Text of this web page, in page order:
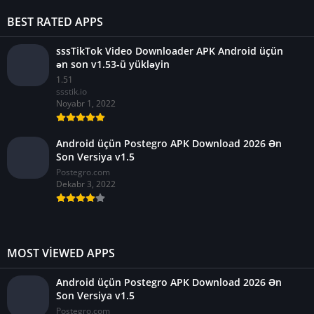
BEST RATED APPS
sssTikTok Video Downloader APK Android üçün
ən son v1.53-ü yükləyin
1.51
ssstik.io
Noyabr 1, 2022
Android üçün Postegro APK Download 2026 Ən
Son Versiya v1.5
Postegro.com
Dekabr 3, 2022
MOST VIEWED APPS
Android üçün Postegro APK Download 2026 Ən
Son Versiya v1.5
Postegro.com